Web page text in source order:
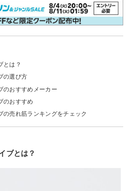
とは？
の選び方
のおすすめメーカー
のおすすめ
の売れ筋ランキングをチェック
ブとは？